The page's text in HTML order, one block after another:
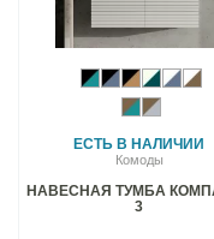
ЕСТЬ В НАЛИЧИИ
Комоды
НАВЕСНАЯ ТУМБА
3